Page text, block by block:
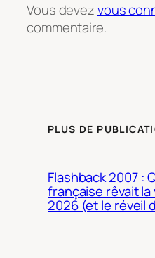
Vous devezvous
commentaire.
PLUS DE
Flashback 2007 :
française rêvait
2026 (et le réveil